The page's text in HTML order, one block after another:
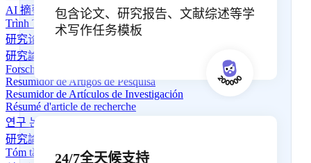
AI 摘要生成器
Trình Tóm Tắt AI
研究论文摘要生成器
研究論文要約ツール
Forschungsartikel-Zusammenfasser
Resumidor de Artigos de Pesquisa
Resumidor de Artículos de Investigación
Résumé d'article de recherche
연구 논문 요약기
研究論文摘要生成器
Tóm tắt Bài nghiên cứu
包含论文、研究报告、文献综述等学
术写作任务模板
24/7全天候支持